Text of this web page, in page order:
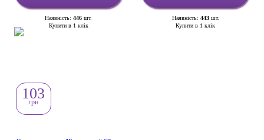
Наявність:446 шт.
Купити в 1 клік
Наявність: 443шт.
Купити в 1 клік
103
грн